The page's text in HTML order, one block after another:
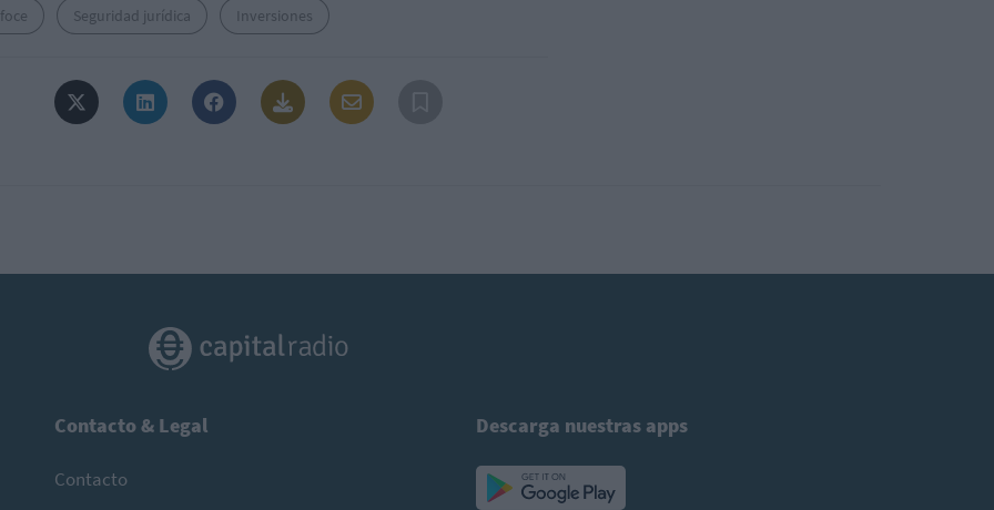
Seguridad jurídica Inversiones
Contacto & Legal
Contacto
Descarga nuestras apps